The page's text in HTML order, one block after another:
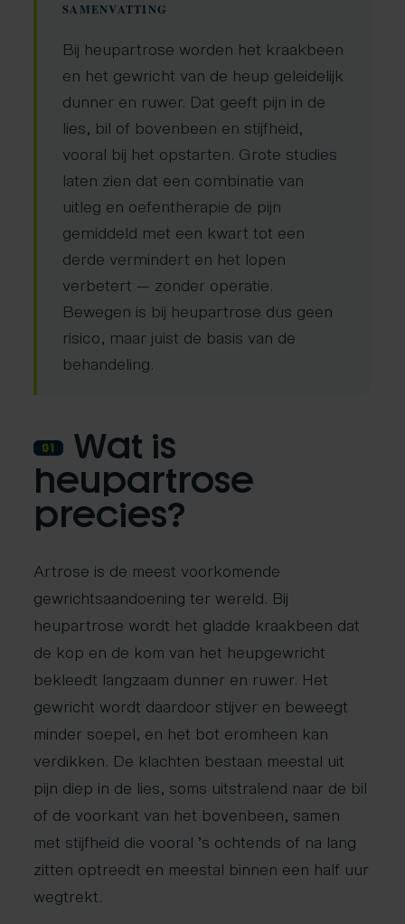
SAMENVATTING
Bij heupartrose worden het kraakbeen
en het gewricht van de heup geleidelijk
dunner en ruwer. Dat geeft pijn in de
lies, bil of bovenbeen en stijfheid,
vooral bij het opstarten. Grote studies
laten zien dat een combinatie van
uitleg en oefentherapie de pijn
gemiddeld met een kwart tot een
derde vermindert en het lopen
verbetert — zonder operatie.
Bewegen is bij heupartrose dus geen
risico, maar juist de basis van de
behandeling.
01
Wat is
heupartrose
precies?
Artrose is de meest voorkomende
gewrichtsaandoening ter wereld. Bij
heupartrose wordt het gladde kraakbeen dat
de kop en de kom van het heupgewricht
bekleedt langzaam dunner en ruwer. Het
gewricht wordt daardoor stijver en beweegt
minder soepel, en het bot eromheen kan
verdikken. De klachten bestaan meestal uit
pijn diep in de lies, soms uitstralend naar de bil
of de voorkant van het bovenbeen, samen
met stijfheid die vooral ’s ochtends of na lang
zitten optreedt en meestal binnen een half uur
wegtrekt.